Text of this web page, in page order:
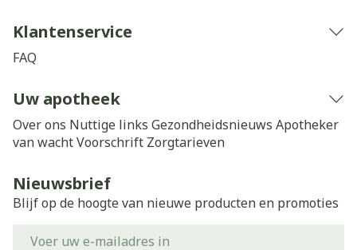
Klantenservice
FAQ
Uw apotheek
Over ons Nuttige links Gezondheidsnieuws Apotheker
van wachtVoorschrift Zorgtarieven
Nieuwsbrief
Blijf op de hoogte van nieuwe producten en promoties